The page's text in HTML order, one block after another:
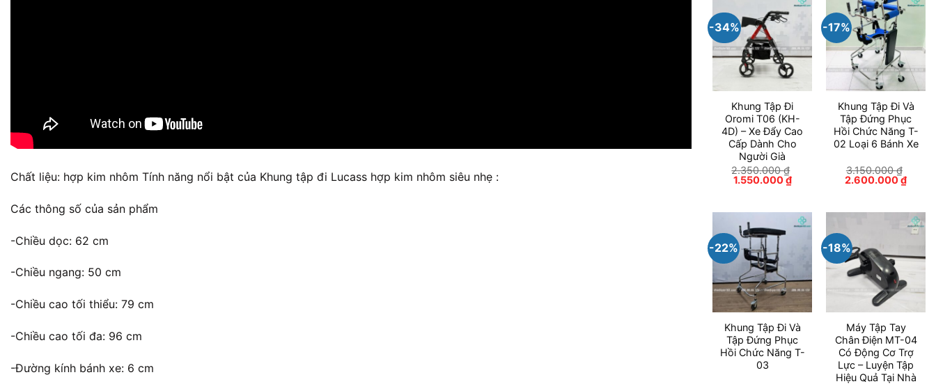
Chất liệu: hợp kim nhôm Tính năng nổi bật của Khung tập đi Lucass hợp kim nhôm siêu nhẹ :
Các thông số của sản phẩm
-Chiều dọc: 62 cm
-Chiều ngang: 50 cm
-Chiều cao tối thiểu: 79 cm
-Chiều cao tối đa: 96 cm
-Đường kính bánh xe: 6 cm
-34%
Khung Tập Đi
Oromi T06 (KH-
4D) – Xe Đẩy Cao
Cấp Dành Cho
Người Già
2.350.000₫
Giá
1.550.000₫Giá
hiện
1.550.000 ₫.
-17%
Khung Tập Đi Và
Tập Đứng Phục
Hồi Chức Năng T-
02 Loại 6 Bánh Xe
3.150.000₫
Giá
2.600.000₫Giá
-22%
Khung Tập Đi Và
Tập Đứng Phục
Hồi Chức Năng T-
03
-18%
Máy Tập Tay
Chân Điện MT-04
Có Động Cơ Trợ
Lực – Luyện Tập
Hiệu Quả Tại Nhà